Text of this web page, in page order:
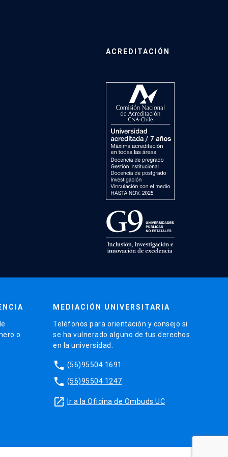
ACREDITACIÓN
o
MEDIACIÓN UNIVERSITARIA
Teléfonos para orientación y consejo si
se ha vulnerado alguno de tus derechos
en la universidad.
phone (56)95504 1691
phone (56)95504 1247
launch Ir a la Oficina de Ombuds UC